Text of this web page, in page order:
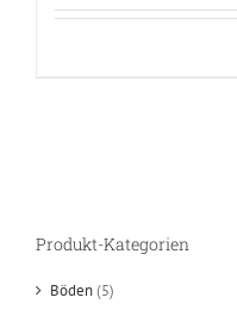
Produkt-Kategorien
Böden(5)